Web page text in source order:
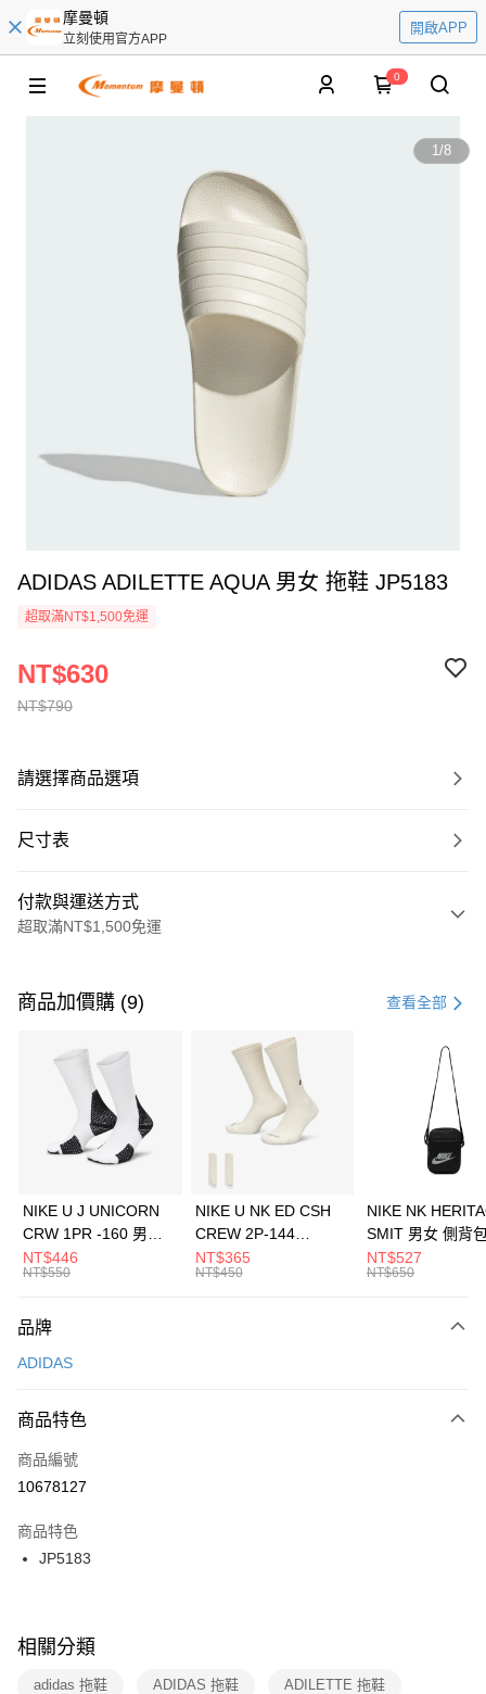
摩曼頓
立刻使用官方APP
開啟APP
0
1/8
ADIDAS ADILETTE AQUA 男女 拖鞋 JP5183
超取滿NT$1,500免運
NT$790
NT$630
請選擇商品選項
尺寸表
付款與運送方式
超取滿NT$1,500免運
信用卡一次付款
3 期 0 利率 每期 21家銀行
合作金庫商業銀行
第一商業銀行
華南商業銀行
彰化商業銀行
上海商業儲蓄銀行
元大商業銀行
台灣樂天信用卡公司
Apple Pay
全盈+PAY
AFTEE先享後付
【關於「AFTEE先享後付」】
便利好安心！
３．安心：先確認商品／服務後，再付款。
【「AFTEE先享後付」結帳流程】
１．於結帳方式選擇「AFTEE先享後付」後，將跳轉至「AFTEE先享後付」
２．訂單成立數日內，您將收到繳費通知簡訊。
３．收到繳費通知簡訊後14天內，點擊此簡訊中的連結，可透過四大超商／
ATM／網路銀行／等多元方式進行付款，方視為交易完成。
※ 交易是否成功請以「AFTEE先享後付 」之結帳頁面顯示為準，若有關於
是否繳費成功／繳費後需取消欲退款等相關疑問，請聯繫「AFTEE先享後付
客戶支援中心」
https://netprotections.freshdesk.com/support/home
運送方式
每筆NT$100，滿NT$1,500(含以上)免運費
宅配
每筆NT$100，滿NT$1,500(含以上)免運費
付款後門市自取
每筆NT$100，滿NT$1,500(含以上)免運費
商品加價購 (9) 查看全部
NIKE U J UNICORN
CRW 1PR -160 男女
中統襪 FZ3393100
NT$446
NT$550
NIKE U NK ED CSH
CREW 2P-144
EMBRDY 男女 短統襪
FZ3073133
NT$365
NT$450
NIKE NK
SMIT 男女 側背
BA5871010
NT$527
NT$650
品牌
ADIDAS
商品特色
商品編號
10678127
商品特色
JP5183
相關分類
adidas 拖鞋 ADIDAS 拖鞋 ADILETTE 拖鞋